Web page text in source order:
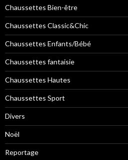
Chaussettes Bien-être
Chaussettes Classic&Chic
Chaussettes Enfants/Bébé
Chaussettes fantaisie
Chaussettes Hautes
Chaussettes Sport
Divers
Noël
Reportage